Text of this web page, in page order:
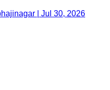
| Jul 30, 2026